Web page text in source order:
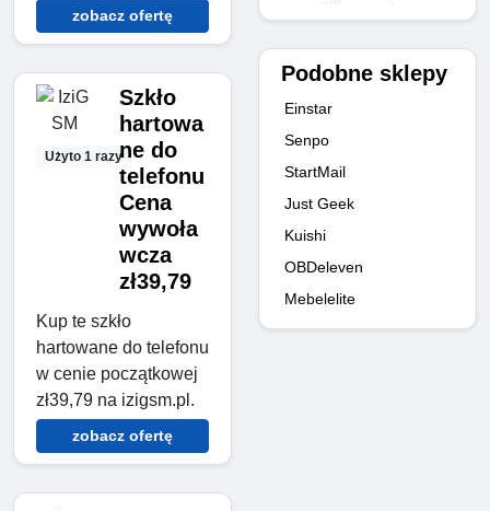
zobacz ofertę
Użyto 1 razy
Szkło
hartowa
ne do
telefonu
Cena
wywoła
wcza
zł39,79
Kup te szkło
hartowane do telefonu
w cenie początkowej
zł39,79 na izigsm.pl.
zobacz ofertę
Podobne sklepy
Einstar
Senpo
StartMail
Just Geek
Kuishi
OBDeleven
Mebelelite